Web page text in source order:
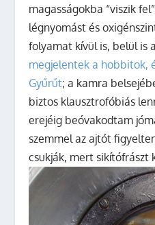
magasságokba “viszik
légnyomást és
folyamat kívül is, belül is
megjelentek a hobbitok,
Gyűrűt; a kamra
biztos klausztrofóbiás
erejéig beóvakodtam
szemmel az ajtót
csukják, mert sikítófrászt